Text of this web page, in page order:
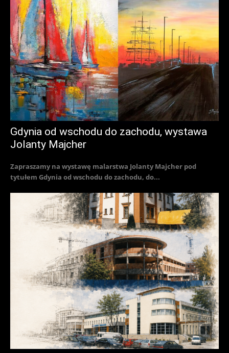
Gdynia od wschodu do zachodu, wystawa
Jolanty Majcher
Zapraszamy na wystawę malarstwa Jolanty Majcher pod
tytułem Gdynia od wschodu do zachodu, do...